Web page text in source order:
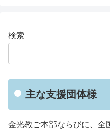
検索
主な支援団体様
金光教ご本部ならびに、全